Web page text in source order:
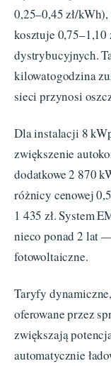
0,25–0,45 zł/
kosztuje 0,75–1,10
dystrybucyjnych.
kilowatogodzina
sieci przynosi
Dla instalacji 8
zwiększenie
dodatkowe 2 870
różnicy cenowej
1 435 zł. System
nieco ponad 2 lat
fotowoltaiczne.
Taryfy
oferowane przez
zwiększają
automatycznie